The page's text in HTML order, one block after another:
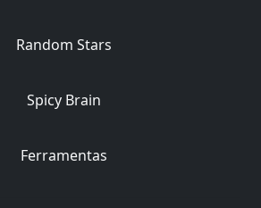
Random Stars
Spicy Brain
Ferramentas